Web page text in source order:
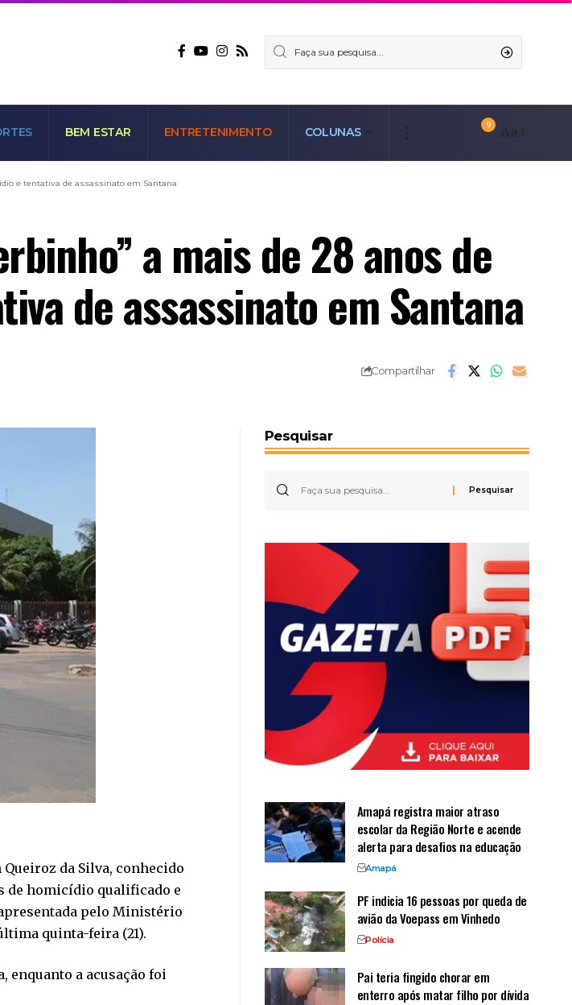
BEM ESTAR ENTRETENIMENTO COLUNAS
9 Aa
e tentativa de assassinato em Santana
a mais de 28 anos de
de assassinato em Santana
Compartilhar
Queiroz da Silva, conhecido
de homicídio qualificado e
pelo Ministério
quinta-feira (21).
enquanto a acusação foi
Pesquisar
Amapá registra maior atraso
escolar da Região Norte e acende
alerta para desafios na educação
Amapá
PF indicia 16 pessoas por queda de
avião da Voepass em Vinhedo
Polícia
Pai teria fingido chorar em
enterro após matar filho por dívida